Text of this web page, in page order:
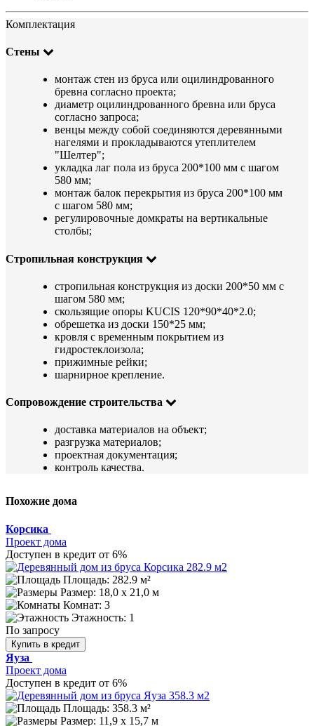
Комплектация
Стены
монтаж стен из бруса или оцилиндрованного
бревна согласно проекта;
диаметр оцилиндрованного бревна или бруса
согласно запроса;
венцы между собой соединяются деревянными
нагелями и прокладываются утеплителем
"Шелтер";
укладка лаг пола из бруса 200*100 мм с шагом
580 мм;
монтаж балок перекрытия из бруса 200*100 мм
с шагом 580 мм;
регулировочные домкраты на вертикальные
столбы;
Стропильная конструкция
стропильная конструкция из доски 200*50 мм с
шагом 580 мм;
скользящие опоры KUCIS 120*90*40*2.0;
обрешетка из доски 150*25 мм;
кровля с временным покрытием из
гидростеклоизола;
прижимные рейки;
шарнирное крепление.
Сопровождение строительства
доставка материалов на объект;
разгрузка материалов;
проектная документация;
контроль качества.
Похожие дома
Корсика
Проект дома
Доступен в кредит от 6%
Площадь: 282.9 м²
Размер: 18,0 х 21,0 м
Комнат: 3
Этажность: 1
По запросу
Купить в кредит
Яуза
Проект дома
Доступен в кредит от 6%
Площадь: 358.3 м²
Размер: 11,9 x 15,7 м